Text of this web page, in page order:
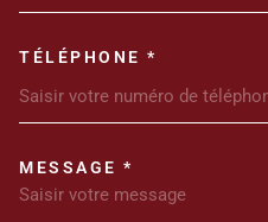
TÉLÉPHONE *
MESSAGE *